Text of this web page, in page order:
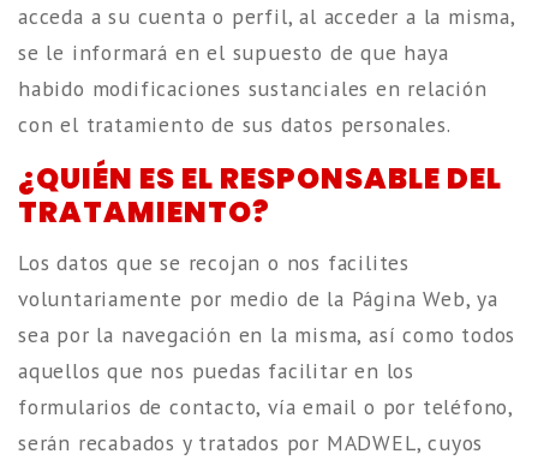
acceda a su cuenta o perfil, al acceder a la misma,
se le informará en el supuesto de que haya
habido modificaciones sustanciales en relación
con el tratamiento de sus datos personales.
¿QUIÉN ES EL RESPONSABLE DEL
TRATAMIENTO?
Los datos que se recojan o nos facilites
voluntariamente por medio de la Página Web, ya
sea por la navegación en la misma, así como todos
aquellos que nos puedas facilitar en los
formularios de contacto, vía email o por teléfono,
serán recabados y tratados por MADWEL, cuyos